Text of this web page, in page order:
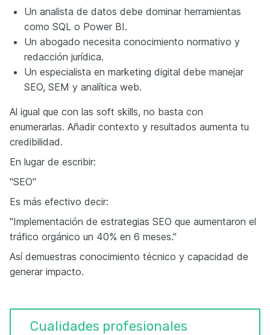
Un analista de datos debe dominar herramientas
como SQL o Power BI.
Un abogado necesita conocimiento normativo y
redacción jurídica.
Un especialista en marketing digital debe manejar
SEO, SEM y analítica web.
Al igual que con las soft skills, no basta con
enumerarlas. Añadir contexto y resultados aumenta tu
credibilidad.
En lugar de escribir:
"SEO"
Es más efectivo decir:
"Implementación de estrategias SEO que aumentaron el
tráfico orgánico un 40% en 6 meses."
Así demuestras conocimiento técnico y capacidad de
generar impacto.
Cualidades profesionales